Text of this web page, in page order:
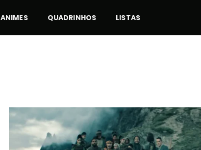
ANIMES QUADRINHOS LISTAS